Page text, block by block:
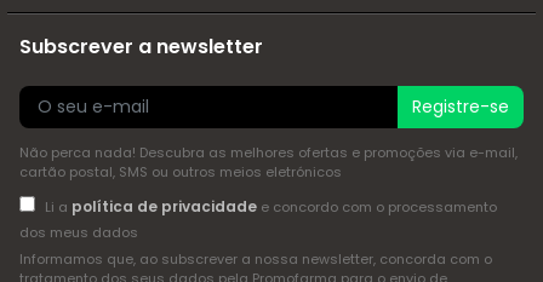
Subscrever a newsletter
Registre-se
Não perca nada! Descubra as melhores ofertas e promoções via e-mail,
cartão postal, SMS ou outros meios eletrónicos
Li a política de privacidadee concordo com o processamento
dos meus dados
Informamos que, ao subscrever a nossa newsletter, concorda com o